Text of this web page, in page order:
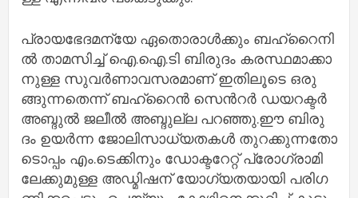
പ്രാ​യ​ഭേ​ദ​മ​ന്യേ ഏ​തൊ​രാ​ള്‍​ക്കും ബ​ഹ്​​റൈ​നി​
ല്‍ താ​മ​സി​ച്ച്‌​ ഐ.​ഐ.​ടി ബി​രു​ദം ക​ര​സ്ഥ​മാ​ക്കാ​
നു​ള്ള സു​വ​ര്‍​ണാ​വ​സ​ര​മാ​ണ് ഇ​തി​ലൂ​ടെ ഒ​രു​
ങ്ങു​ന്ന​തെ​ന്ന് ബ​ഹ്‌​റൈ​ന്‍ സെ​ന്‍റ​ര്‍ ഡ​യ​റ​ക്ട​ര്‍
അ​ബ്ദു​ല്‍ ജ​ലീ​ല്‍ അ​ബ്ദു​ല്ല പ​റ​ഞ്ഞു.ഈ ​ബി​രു​
ദം ഉ​യ​ര്‍​ന്ന ജോ​ലി​സാ​ധ്യ​ത​ക​ള്‍ തു​റ​ക്കു​ന്ന​തോ​
ടൊ​പ്പം എം.​ടെ​ക്കി​നും ഡോ​ക്ട​റേ​റ്റ് പ്രോ​ഗ്രാ​മി​
ലേ​ക്കു​മു​ള്ള അ​ഡ്മി​ഷ​ന് യോ​ഗ്യ​ത​യാ​യി പ​രി​ഗ​